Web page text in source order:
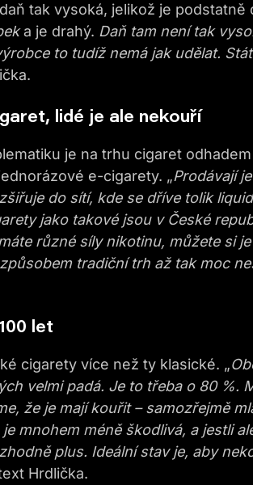
tak vysoká, jelikož je podstatně
a je drahý. Daň tam není tak
to tudíž nemá jak udělat.
lidé je ale nekouří
je na trhu cigaret
e-cigarety. „Prodávají
do sítí, kde se dříve tolik
jako takové jsou v České
různé síly nikotinu, můžete si
tradiční trh až tak moc
let
cigarety více než ty klasické. „
velmi padá. Je to třeba o 80 %.
že je mají kouřit – samozřejmě
mnohem méně škodlivá, a jestli
plus. Ideální stav je, aby
Hrdlička.